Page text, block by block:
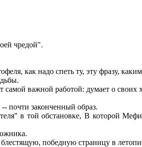
чредой".
как надо спеть ту, эту фразу,
важной работой: думает о своих
почти законченный образ.
в той обстановке, В которой
победную страницу в